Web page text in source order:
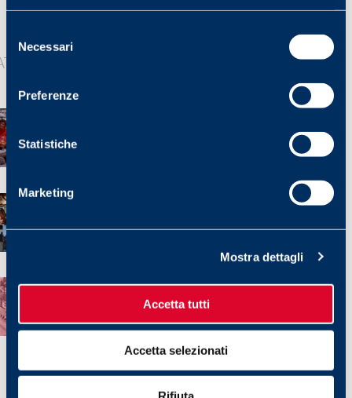
delNecessari
Preferenze
Statistiche
Marketing
Mostra dettagli
Accetta tutti
Accetta selezionati
FILAPEDIA: HOME
Written by Fondazione
18 November 2025